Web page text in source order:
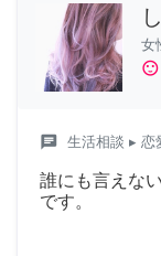
女
sentiment_satisfied
chat 生活相談 ▸ 恋
誰にも言えな
です。